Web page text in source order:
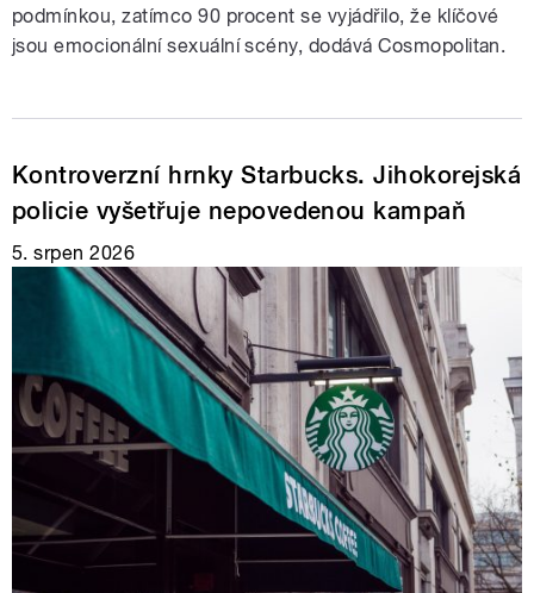
podmínkou, zatímco 90 procent se vyjádřilo, že klíčové
jsou emocionální sexuální scény, dodává Cosmopolitan.
Kontroverzní hrnky Starbucks. Jihokorejská
policie vyšetřuje nepovedenou kampaň
5. srpen 2026